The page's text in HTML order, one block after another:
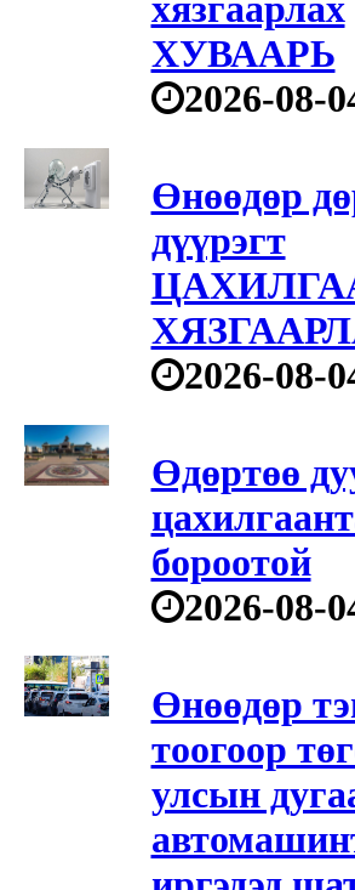
хязгаарлах
ХУВААРЬ
2026-08-
Өнөөдөр
дүүрэгт
2026-08-
Өдөртөө
бороотой
2026-08-
Өнөөдөр
тоогоор
улсын